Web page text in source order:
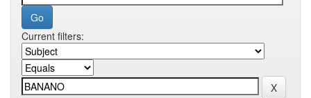
Current filters: